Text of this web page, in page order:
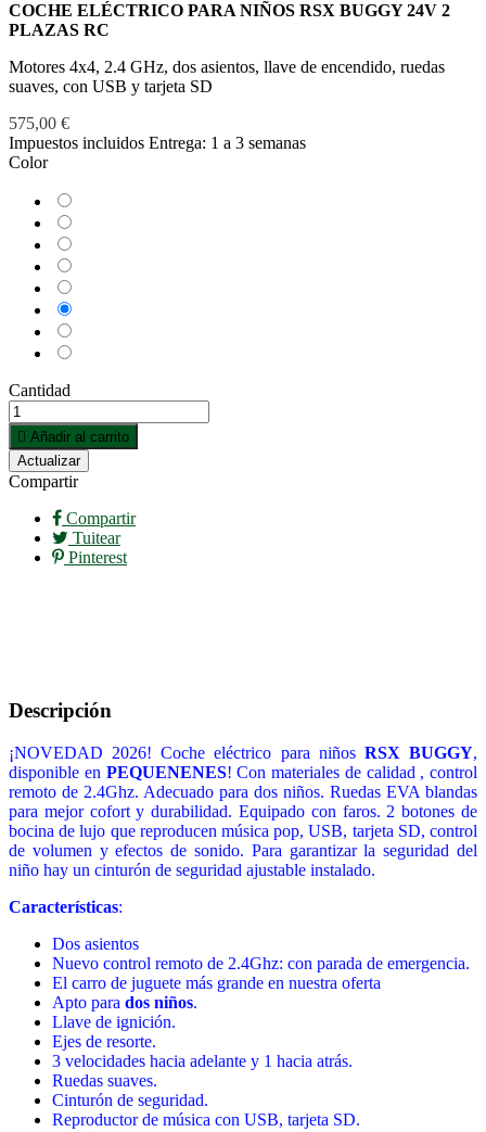
COCHE ELÉCTRICO PARA NIÑOS RSX BUGGY 24V 2
PLAZAS RC
Motores 4x4, 2.4 GHz, dos asientos, llave de encendido, ruedas
suaves, con USB y tarjeta SD
575,00 €
Impuestos incluidos Entrega: 1 a 3 semanas
Color
Cantidad
 Añadir al carrito
Compartir
Compartir
Tuitear
Pinterest
Descripción
¡NOVEDAD 2026! Coche eléctrico para niños RSX BUGGY,
disponible en PEQUENENES! Con materiales de calidad , control
remoto de 2.4Ghz. Adecuado para dos niños. Ruedas EVA blandas
para mejor cofort y durabilidad. Equipado con faros. 2 botones de
bocina de lujo que reproducen música pop, USB, tarjeta SD, control
de volumen y efectos de sonido. Para garantizar la seguridad del
niño hay un cinturón de seguridad ajustable instalado.
Características:
Dos asientos
Nuevo control remoto de 2.4Ghz: con parada de emergencia.
El carro de juguete más grande en nuestra oferta
Apto para dos niños.
Llave de ignición.
Ejes de resorte.
3 velocidades hacia adelante y 1 hacia atrás.
Ruedas suaves.
Cinturón de seguridad.
Reproductor de música con USB, tarjeta SD.